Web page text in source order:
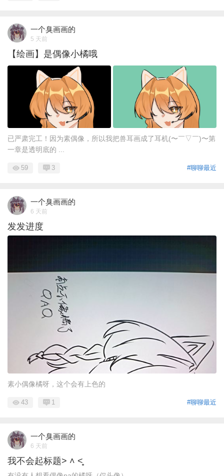
一个臭画画的
5 天前
【绘画】是偶像小橘哦
已严肃完工！因为素偶像，所以我把兽耳画成了耳机(〜￣▽￣)〜第
一章是透明底的 ...
#聊聊最近
59 3
一个臭画画的
6 天前
发发进度
素小偶像橘呀，这个会有上色的
#聊聊最近
43 1
一个臭画画的
6 天前
我不会起标题˃ ˄ ˂̥̥ ​